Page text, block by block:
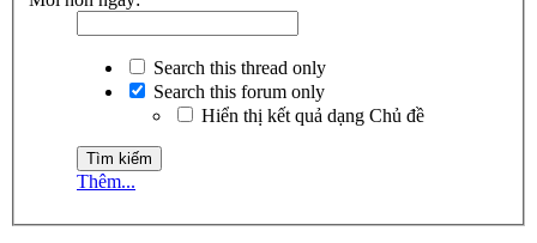
Search this thread only
Search this forum only
Hiển thị kết quả dạng Chủ đề
Thêm...